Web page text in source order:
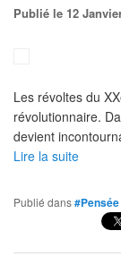
Publié le 12
Les révoltes du
révolutionnaire.
devient
Lire la suite
Publié dans